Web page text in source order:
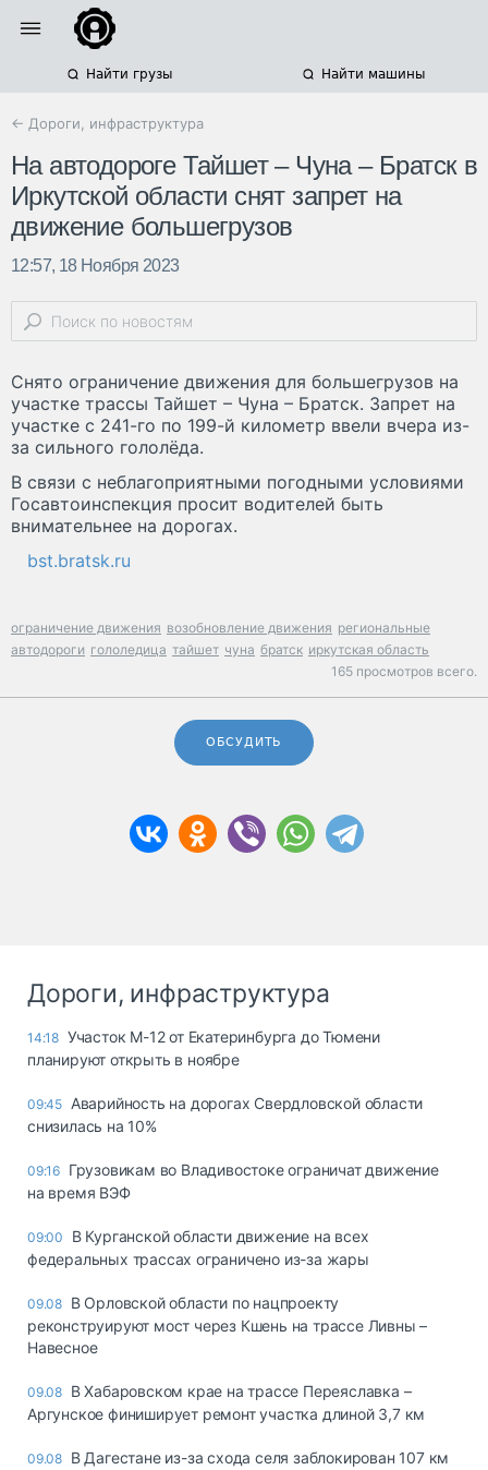
Найти грузы Найти машины
← Дороги, инфраструктура
На автодороге Тайшет – Чуна – Братск в
Иркутской области снят запрет на
движение большегрузов
12:57, 18 Ноября 2023
Снято ограничение движения для большегрузов на
участке трассы Тайшет – Чуна – Братск. Запрет на
участке с 241-го по 199-й километр ввели вчера из-
за сильного гололёда.
В связи с неблагоприятными погодными условиями
Госавтоинспекция просит водителей быть
внимательнее на дорогах.
bst.bratsk.ru
ограничение движения возобновление движения региональные
автодороги гололедица тайшет чуна братск иркутская область
165 просмотров всего.
ОБСУДИТЬ
Дороги, инфраструктура
14:18 Участок М-12 от Екатеринбурга до Тюмени
планируют открыть в ноябре
09:45 Аварийность на дорогах Свердловской области
снизилась на 10%
09:16 Грузовикам во Владивостоке ограничат движение
на время ВЭФ
09:00
В Курганской области движение на всех
федеральных трассах ограничено из-за жары
09.08 В Орловской области по нацпроекту
реконструируют мост через Кшень на трассе Ливны –
Навесное
09.08 В Хабаровском крае на трассе Переяславка –
Аргунское финиширует ремонт участка длиной 3,7 км
09.08 В Дагестане из-за схода селя заблокирован 107 км